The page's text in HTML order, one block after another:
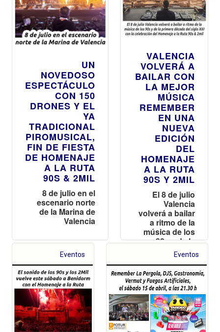
UN
NOVEDOSO
ESPECTÁCULO
CON 150
DRONES Y EL
YA
TRADICIONAL
PIROMUSICAL,
FIN DE FIESTA
DE HOMENAJE
A LA RUTA
90S & 2MIL
8 de julio en el
escenario norte
de la Marina de
Valencia
VALENCIA
VOLVERÁ A
BAILAR CON
LA MEJOR
MÚSICA
REMEMBER
EN UNA
NUEVA
EDICIÓN
DEL
HOMENAJE
A LA RUTA
90S Y 2MIL
El 8 de julio
Valencia
volverá a bailar
a ritmo de la
música de los
90s y de la
primera
década del
siglo XXI con
la celebración
del Homenaje
a la Ruta 90s &
2mil
Eventos Eventos